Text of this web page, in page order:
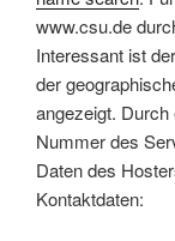
www.csu.de
Interessant ist
der
angezeigt.
Nummer des
Daten des
Kontaktdaten: